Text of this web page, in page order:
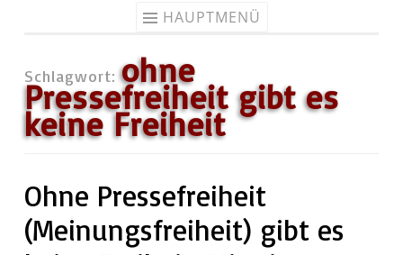
HAUPTMENÜ
Schlagwort:ohne
Pressefreiheit gibt es
keine Freiheit
Ohne Pressefreiheit
(Meinungsfreiheit) gibt es